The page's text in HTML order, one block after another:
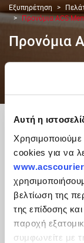
Αυτή η
cookies για να
βελτίωση της
της επίδοσης και
παροχή
συμφωνείτε με
Εξυπηρέτηση
Προνόμια ACS
Προνόμια
Ενημέρωση
Ανάλυση
Έκπτωση
Online